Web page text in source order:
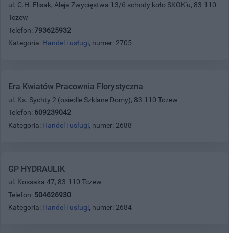
ul. C.H. Flisak, Aleja Zwycięstwa 13/6 schody koło SKOK'u, 83-110
Tczew
Telefon: 793625932
Kategoria: Handel i usługi, numer: 2705
Era Kwiatów Pracownia Florystyczna
ul. Ks. Sychty 2 (osiedle Szklane Domy), 83-110 Tczew
Telefon: 609239042
Kategoria: Handel i usługi, numer: 2688
GP HYDRAULIK
ul. Kossaka 47, 83-110 Tczew
Telefon: 504626930
Kategoria: Handel i usługi, numer: 2684